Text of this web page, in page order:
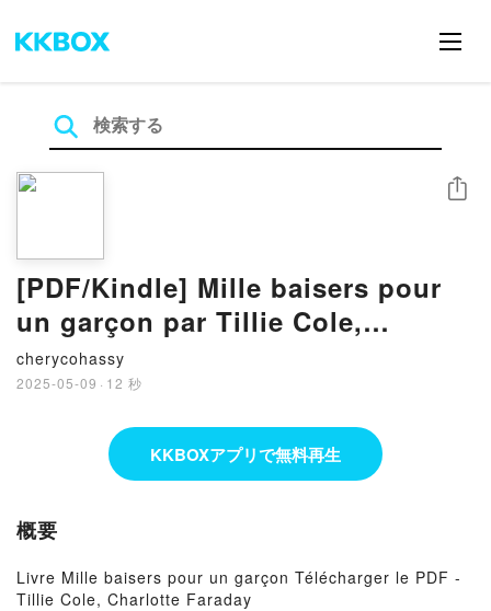
[PDF/Kindle] Mille baisers pour
un garçon par Tillie Cole,
Charlotte Faraday
cherycohassy
2025-05-09 · 12 秒
シェア
KKBOXアプリで無料再生
概要
Livre Mille baisers pour un garçon Télécharger le PDF -
Tillie Cole, Charlotte Faraday